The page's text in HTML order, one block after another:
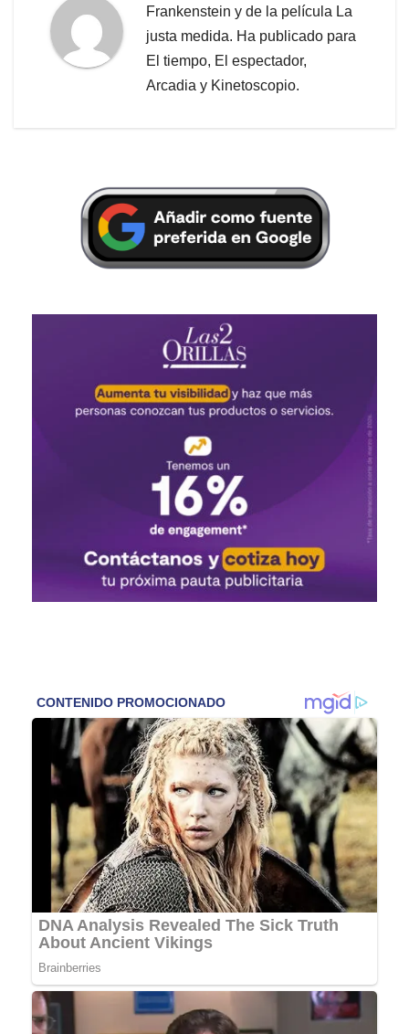
Frankenstein y de la película La
justa medida. Ha publicado para
El tiempo, El espectador,
Arcadia y Kinetoscopio.